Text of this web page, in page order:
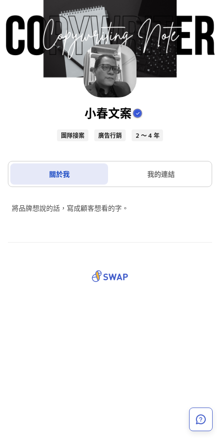
小春文案
團隊接案 廣告行銷 2 ～ 4 年
關於我 我的連結
將品牌想說的話，寫成顧客想看的字。